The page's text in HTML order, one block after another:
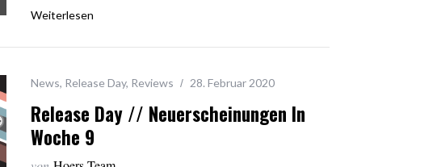
Weiterlesen
News, Release Day, Reviews 28. Februar 2020
Release Day // Neuerscheinungen In
Woche 9